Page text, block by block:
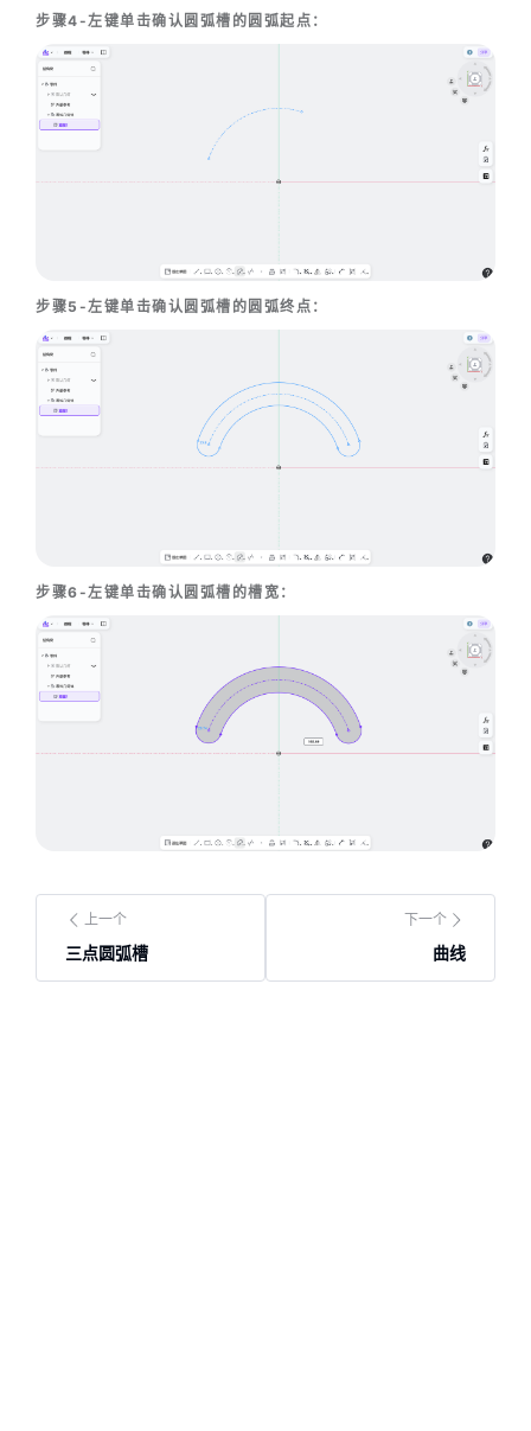
步骤4-左键单击确认圆弧槽的圆弧起点：
步骤5-左键单击确认圆弧槽的圆弧终点：
步骤6-左键单击确认圆弧槽的槽宽：
上一个
三点圆弧槽
下一个
曲线